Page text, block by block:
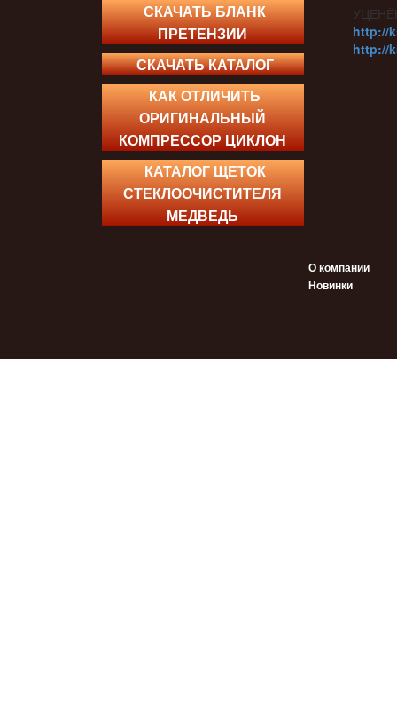
СКАЧАТЬ БЛАНК
ПРЕТЕНЗИИ
СКАЧАТЬ КАТАЛОГ
КАК ОТЛИЧИТЬ
ОРИГИНАЛЬНЫЙ
КОМПРЕССОР ЦИКЛОН
КАТАЛОГ ЩЕТОК
СТЕКЛООЧИСТИТЕЛЯ
МЕДВЕДЬ
http://
http://
О компании
Новинки